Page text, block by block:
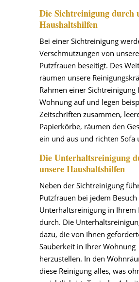
Die Sichtreinigung durch
Haushaltshilfen
Bei einer Sichtreinigung
Verschmutzungen von
Putzfrauen beseitigt. Des
räumen unsere
Rahmen einer Sichtreinigung
Wohnung auf und legen
Zeitschriften zusammen,
Papierkörbe, räumen den
ein und aus und richten Sofa
Die Unterhaltsreinigung
unsere Haushaltshilfen
Neben der Sichtreinigung
Putzfrauen bei jedem Besuch
Unterhaltsreinigung in Ihrem
durch. Die
dazu, die von Ihnen
Sauberkeit in Ihrer Wohnung
herzustellen. In den
diese Reinigung alles, was